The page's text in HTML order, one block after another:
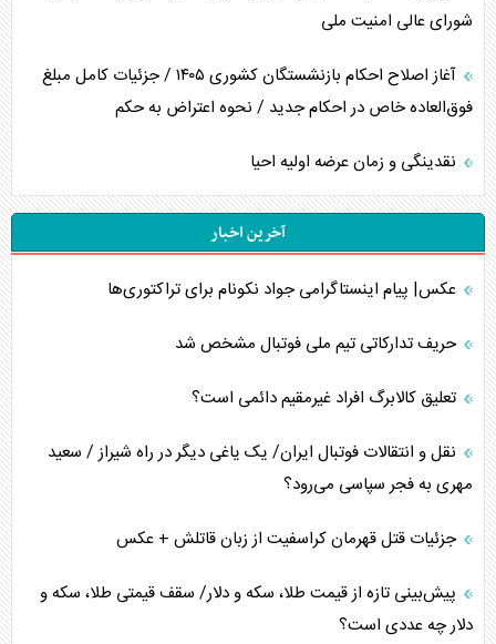
شورای عالی امنیت ملی
آغاز اصلاح احکام بازنشستگان کشوری ۱۴۰۵ / جزئیات کامل مبلغ
فوق‌العاده خاص در احکام جدید / نحوه اعتراض به حکم
نقدینگی و زمان عرضه اولیه احیا
آخرین اخبار
عکس| پیام اینستاگرامی جواد نکونام برای تراکتوری‌ها
حریف تدارکاتی تیم ملی فوتبال مشخص شد
تعلیق کالابرگ افراد غیرمقیم دائمی است؟
نقل و انتقالات فوتبال ایران/ یک یاغی دیگر در راه شیراز / سعید
مهری به فجر سپاسی می‌رود؟
جزئیات قتل قهرمان کراسفیت از زبان قاتلش + عکس
پیش‌بینی تازه از قیمت طلا، سکه و دلار/ سقف قیمتی طلا، سکه و
دلار چه عددی است؟